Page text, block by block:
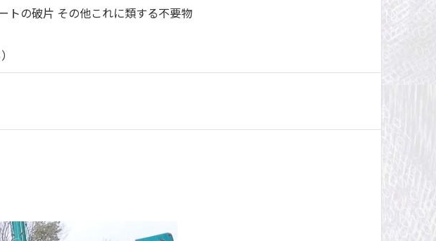
トの破片 その他これに類する不要物